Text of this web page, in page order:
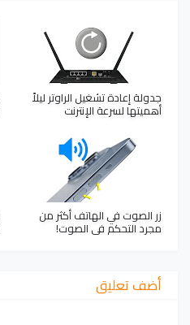
جدولة إعادة تشغيل الراوتر ليلاً
أهميتها لسرعة الإنترنت
زر الصوت في الهاتف أكثر من
مجرد التحكم في الصوت!
أضف تعليق